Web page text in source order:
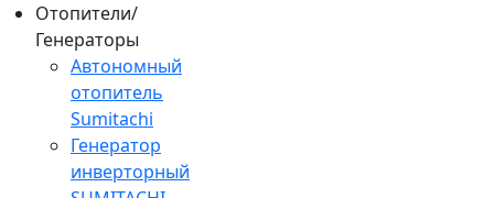
Отопители/
Генераторы
Автономный
отопитель
Sumitachi
Генератор
инверторный